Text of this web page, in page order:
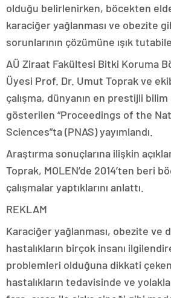
olduğu belirlenirken, böcekten
karaciğer yağlanması ve obezite
sorunlarının çözümüne ışık
AÜ Ziraat Fakültesi Bitki Koruma
Üyesi Prof. Dr. Umut Toprak ve
çalışma, dünyanın en prestijli
gösterilen “Proceedings of the
Sciences”ta (PNAS) yayımlandı.
Araştırma sonuçlarına ilişkin
Toprak, MOLEN’de 2014’ten beri
çalışmalar yaptıklarını anlattı.
REKLAM
Karaciğer yağlanması, obezite ve
hastalıkların birçok insanı
problemleri olduğuna dikkati
hastalıkların tedavisinde ve